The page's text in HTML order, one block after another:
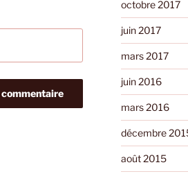
octobre 2017
juin 2017
mars 2017
juin 2016
mars 2016
décembre
août 2015